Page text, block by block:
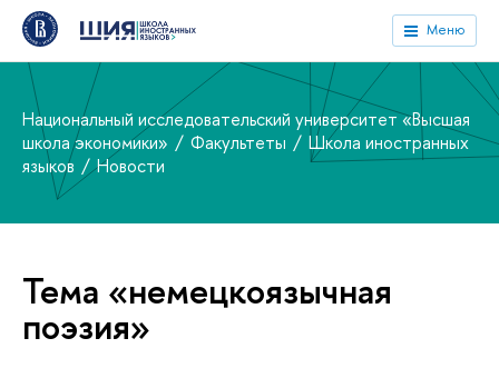
Меню
Национальный исследовательский университет «Высшая
школа экономики»
Факультеты
Школа иностранных
языков
Новости
Тема «немецкоязычная
поэзия»